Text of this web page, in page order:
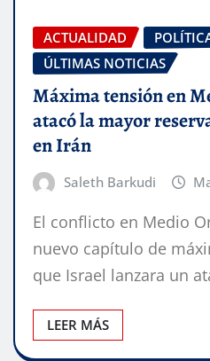
ACTUALIDAD
ÚLTIMAS NOTICIAS
Máxima tensión en
atacó la mayor
en Irán
Saleth Barkudi
El conflicto en Medio
nuevo capítulo de
que Israel lanzara un
LEER MÁS